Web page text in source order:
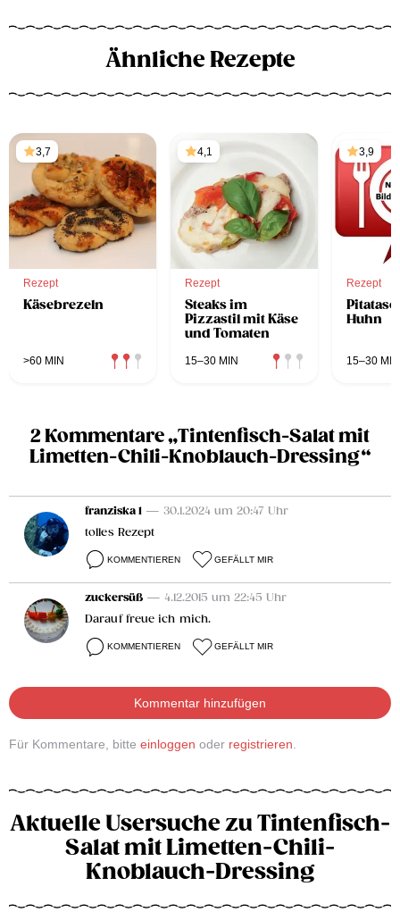
Ähnliche Rezepte
3,7
Rezept
Käsebrezeln
>60 MIN
4,1
Rezept
Steaks im
Pizzastil mit Käse
und Tomaten
15–30 MIN
3,9
Rezept
Huhn
15–30 MIN
2 Kommentare „Tintenfisch-Salat mit
Limetten-Chili-Knoblauch-Dressing“
franziska 1 — 30.1.2024 um 20:47 Uhr
tolles Rezept
KOMMENTIEREN GEFÄLLT MIR
zuckersüß — 4.12.2015 um 22:45 Uhr
Darauf freue ich mich.
KOMMENTIEREN GEFÄLLT MIR
Kommentar hinzufügen
Für Kommentare, bitte einloggen oder registrieren.
Aktuelle Usersuche zu Tintenfisch-
Salat mit Limetten-Chili-
Knoblauch-Dressing